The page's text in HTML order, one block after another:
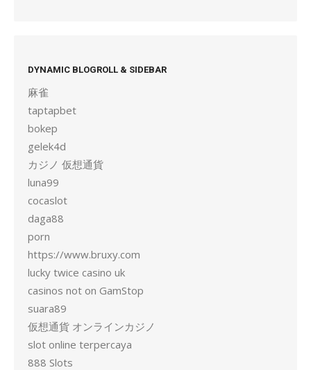
DYNAMIC BLOGROLL & SIDEBAR
麻雀
taptapbet
bokep
gelek4d
カジノ 仮想通貨
luna99
cocaslot
daga88
porn
https://www.bruxy.com
lucky twice casino uk
casinos not on GamStop
suara89
仮想通貨 オンラインカジノ
slot online terpercaya
888 Slots